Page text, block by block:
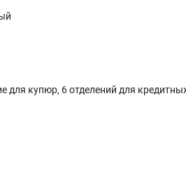
для купюр, 6 отделений для